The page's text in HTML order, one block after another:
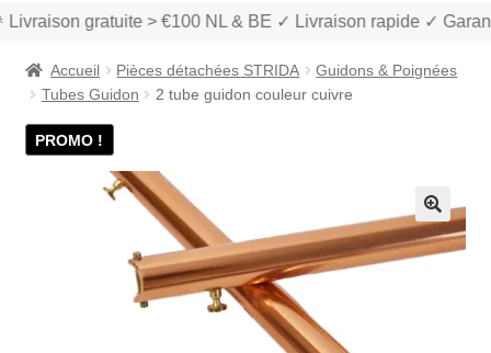
Ouvrir
le
Mon compte et Support
gratuite > €100 NL & BE ✓ Livraison rapide ✓
Accueil Pièces détachées STRIDA
Guidons & Poignées
Tubes Guidon
2 tube guidon couleur cuivre
PROMO !
🔍